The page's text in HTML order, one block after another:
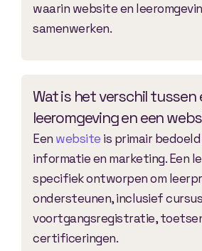
waarin website en
samenwerken.
Wat is het verschil tussen
leeromgeving en een
Een website is primair
informatie en marketing. Een
specifiek ontworpen om
ondersteunen, inclusief
voortgangsregistratie,
certificeringen.